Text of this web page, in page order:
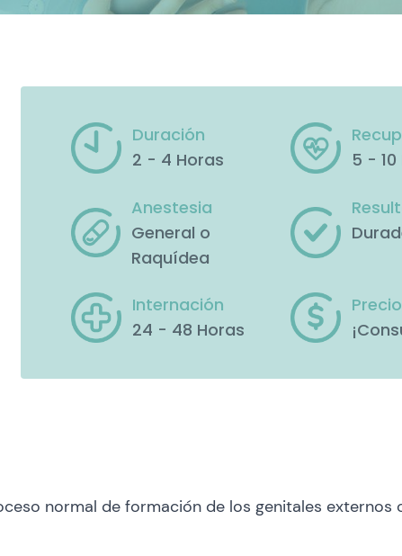
Duración
2 - 4 Horas
5 -
Anestesia
General o
Raquídea
Internación
24 - 48 Horas
Precio
¡
normal de formación de los genitales externos